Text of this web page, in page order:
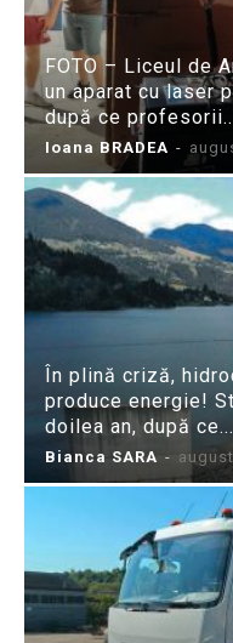
FOTO – Liceul de
un aparat cu laser
după ce
Ioana BRADEA -
În plină criză,
produce energie!
doilea an, după ce...
Bianca SARA -